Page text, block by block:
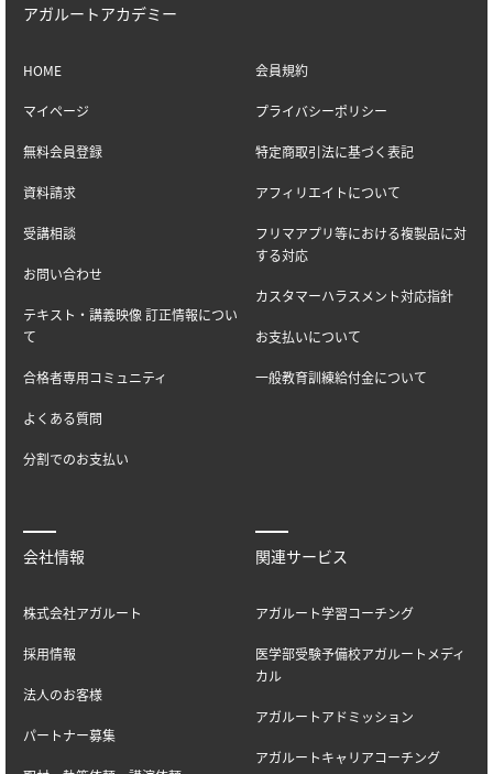
アガルートアカデミー
HOME
マイページ
無料会員登録
資料請求
受講相談
お問い合わせ
テキスト・講義映像 訂正情報につい
て
合格者専用コミュニティ
よくある質問
分割でのお支払い
会員規約
プライバシーポリシー
特定商取引法に基づく表記
アフィリエイトについて
フリマアプリ等における複製品に対
する対応
カスタマーハラスメント対応指針
お支払いについて
一般教育訓練給付金について
会社情報
株式会社アガルート
採用情報
法人のお客様
パートナー募集
関連サービス
アガルート学習コーチング
医学部受験予備校アガルートメディ
カル
アガルートアドミッション
アガルートキャリアコーチング